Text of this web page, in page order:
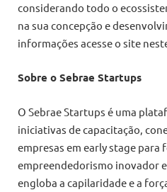
considerando todo o
na sua concepção e
informações acesse o site
Sobre o Sebrae Startups
O Sebrae Startups é uma
iniciativas de capacitação,
empresas em early stage para
empreendedorismo inovador
engloba a capilaridade e a